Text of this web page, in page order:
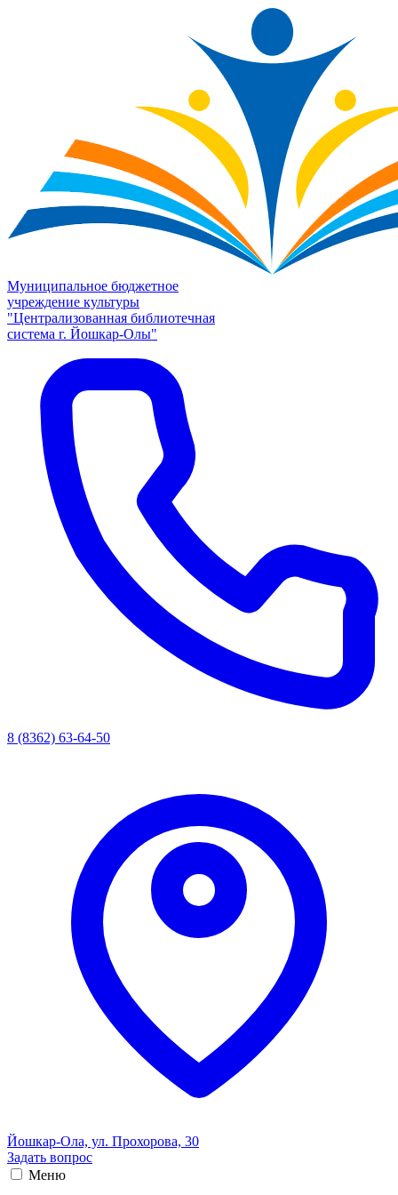
Муниципальное бюджетное
учреждение культуры
"Централизованная библиотечная
система г. Йошкар-Олы"
8 (8362) 63-64-50
Йошкар-Ола, ул. Прохорова, 30
Задать вопрос
Меню